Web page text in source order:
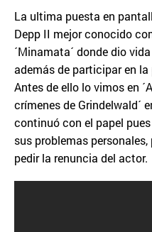
La ultima puesta en
Depp II mejor conocido
´Minamata´ donde dio
además de participar en
Antes de ello lo vimos en
crímenes de Grindelwald´
continuó con el papel
sus problemas
pedir la renuncia del actor.